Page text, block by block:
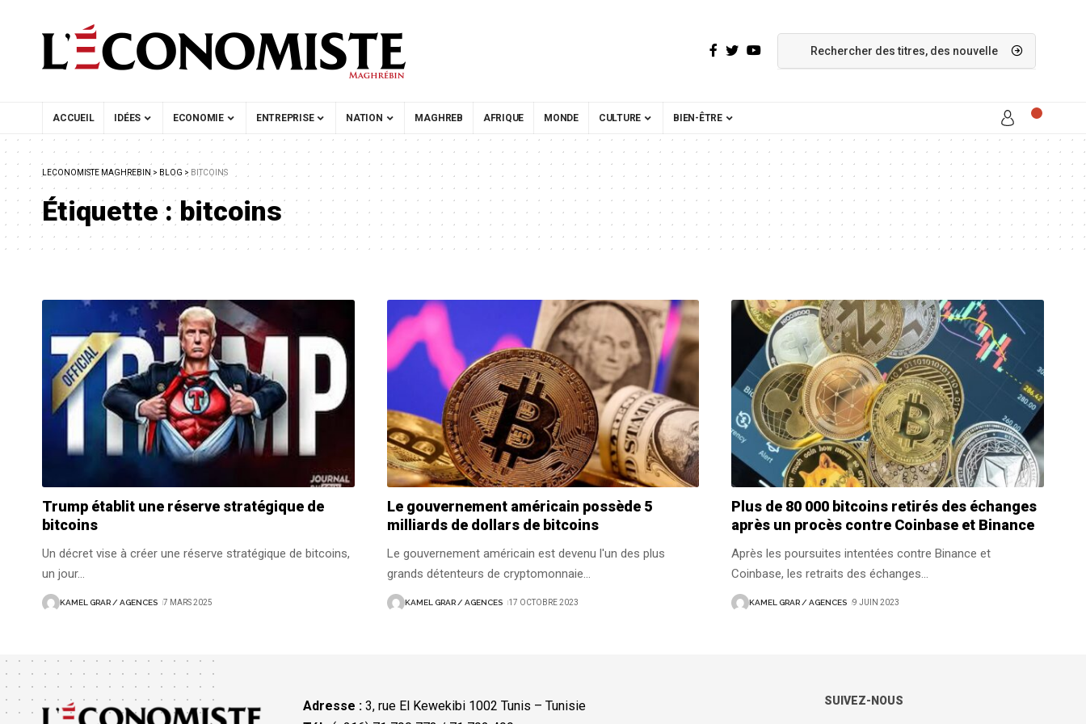
ACCUEIL IDÉES ECONOMIE ENTREPRISE NATION MAGHREB AFRIQUE MONDE CULTURE BIEN-ÊTRE
LECONOMISTE MAGHREBIN > BLOG > BITCOINS
Étiquette :bitcoins
Trump établit une réserve stratégique de
bitcoins
Un décret vise à créer une réserve stratégique de bitcoins,
un jour…
KAMEL GRAR / AGENCES 7 MARS 2025
Le gouvernement américain possède 5
milliards de dollars de bitcoins
Le gouvernement américain est devenu l'un des plus
grands détenteurs de cryptomonnaie…
KAMEL GRAR / AGENCES 17 OCTOBRE 2023
Plus de 80 000 bitcoins retirés des échanges
après un procès contre Coinbase et Binance
Après les poursuites intentées contre Binance et
Coinbase, les retraits des échanges…
KAMEL GRAR / AGENCES 9 JUIN 2023
Adresse : 3, rue El Kewekibi 1002 Tunis – Tunisie
SUIVEZ-NOUS